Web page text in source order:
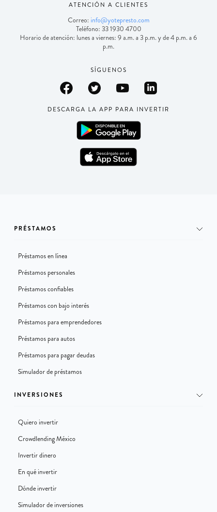
ATENCIÓN A CLIENTES
Correo: info@yotepresto.com
Teléfono: 33 1930 4700
Horario de atención: lunes a viernes: 9 a.m. a 3 p.m. y de 4 p.m. a 6
p.m.
SÍGUENOS
DESCARGA LA APP PARA INVERTIR
PRÉSTAMOS
Préstamos en línea
Préstamos personales
Préstamos confiables
Préstamos con bajo interés
Préstamos para emprendedores
Préstamos para autos
Préstamos para pagar deudas
Simulador de préstamos
INVERSIONES
Quiero invertir
Crowdlending México
Invertir dinero
En qué invertir
Dónde invertir
Simulador de inversiones